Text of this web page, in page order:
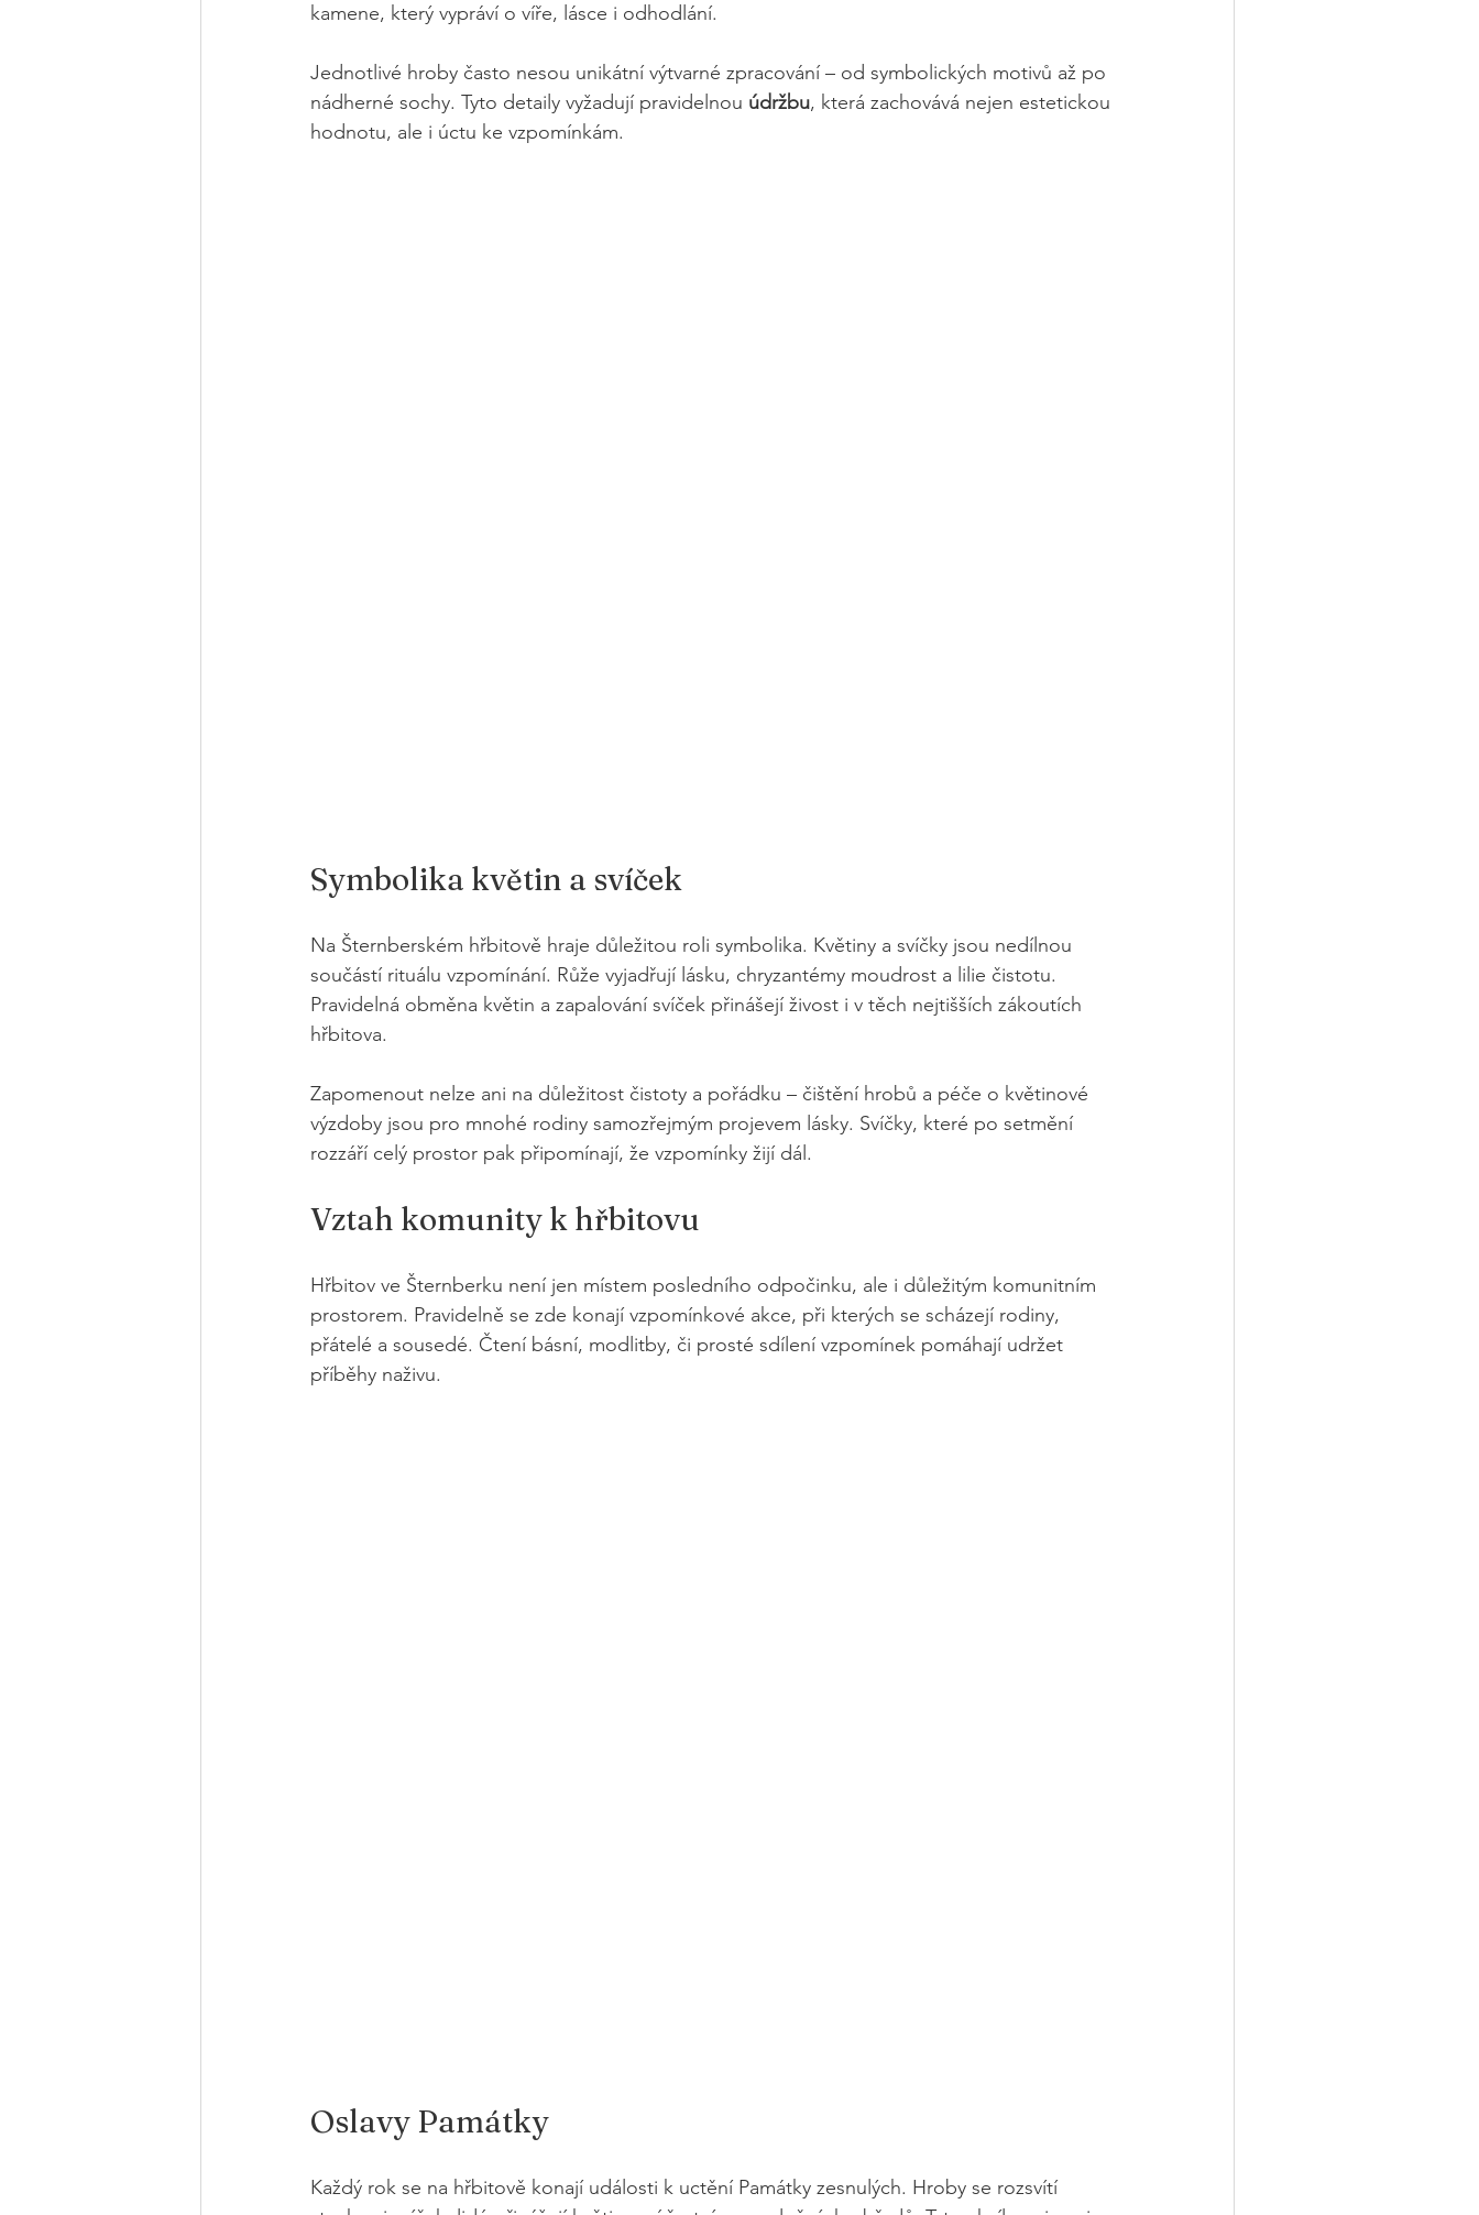
kamene, který vypráví o víře, lásce i odhodlání.
Jednotlivé hroby často nesou unikátní výtvarné zpracování – od symbolických motivů až po
nádherné sochy. Tyto detaily vyžadují pravidelnou údržbu, která zachovává nejen estetickou
hodnotu, ale i úctu ke vzpomínkám.
Symbolika květin a svíček
Na Šternberském hřbitově hraje důležitou roli symbolika. Květiny a svíčky jsou nedílnou
součástí rituálu vzpomínání. Růže vyjadřují lásku, chryzantémy moudrost a lilie čistotu.
Pravidelná obměna květin a zapalování svíček přinášejí živost i v těch nejtišších zákoutích
hřbitova.
Zapomenout nelze ani na důležitost čistoty a pořádku – čištění hrobů a péče o květinové
výzdoby jsou pro mnohé rodiny samozřejmým projevem lásky. Svíčky, které po setmění
rozzáří celý prostor pak připomínají, že vzpomínky žijí dál.
Vztah komunity k hřbitovu
Hřbitov ve Šternberku není jen místem posledního odpočinku, ale i důležitým komunitním
prostorem. Pravidelně se zde konají vzpomínkové akce, při kterých se scházejí rodiny,
přátelé a sousedé. Čtení básní, modlitby, či prosté sdílení vzpomínek pomáhají udržet
příběhy naživu.
Oslavy Památky
Každý rok se na hřbitově konají události k uctění Památky zesnulých. Hroby se rozsvítí